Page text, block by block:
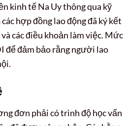
kinh tế Na Uy thông qua kỹ
hợp đồng lao động đã ký kết
các điều khoản làm việc. Mức
để đảm bảo rằng người lao
đơn phải có trình độ học vấn